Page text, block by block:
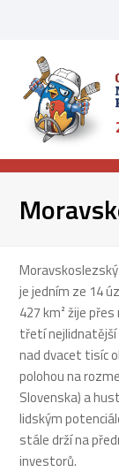
je jedním ze 14
427 km² žije
třetí nejlidnatější
nad dvacet tisíc
polohou na
Slovenska) a
lidským
stále drží na
investorů.